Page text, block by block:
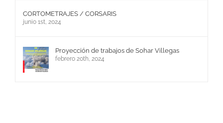
CORTOMETRAJES / CORSARIS
junio 1st, 2024
Proyección de trabajos de Sohar Villegas
febrero 20th, 2024